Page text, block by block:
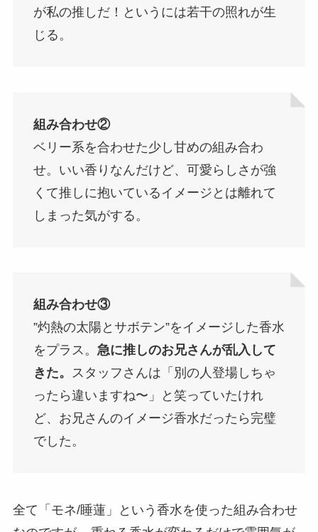
が私の推しだ！というには若干の照れが生
じる。
組み合わせ②
ベリー系を合わせた少し甘めの組み合わ
せ。いい香りなんだけど、可愛らしさが強
くて推しに抱いているイメージとは離れて
しまった気がする。
組み合わせ③
”灼熱の太陽とサボテン”をイメージした香水
をプラス。 急に推しのお兄さんが乱入して
きた。 スタッフさんは「別の人登場しちゃ
ったら違いますね〜」と笑っていたけれ
ど、お兄さんのイメージ香水だったら完璧
でした。
全て「モネ/睡蓮」という香水を使った組み合わせ